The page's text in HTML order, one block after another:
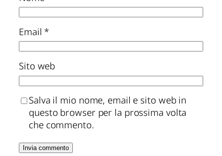
Email *
Sito web
Salva il mio nome, email e sito web in
questo browser per la prossima volta
che commento.